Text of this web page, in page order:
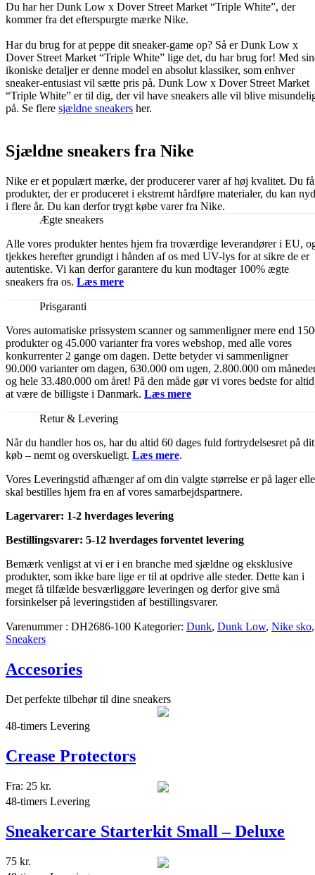
Du har her Dunk Low x Dover Street Market “Triple White”, der
kommer fra det efterspurgte mærke Nike.
Har du brug for at peppe dit sneaker-game op? Så er Dunk Low x
Dover Street Market “Triple White” lige det, du har brug for! Med
ikoniske detaljer er denne model en absolut klassiker, som enhver
sneaker-entusiast vil sætte pris på. Dunk Low x Dover Street Market
“Triple White” er til dig, der vil have sneakers alle vil blive
på. Se flere sjældne sneakers her.
Sjældne sneakers fra Nike
Nike er et populært mærke, der producerer varer af høj kvalitet. Du
produkter, der er produceret i ekstremt hårdføre materialer, du kan
i flere år. Du kan derfor trygt købe varer fra Nike.
Ægte sneakers
Alle vores produkter hentes hjem fra troværdige leverandører i EU,
tjekkes herefter grundigt i hånden af os med UV-lys for at sikre de er
autentiske. Vi kan derfor garantere du kun modtager 100% ægte
sneakers fra os. Læs mere
Prisgaranti
Vores automatiske prissystem scanner og sammenligner mere end
produkter og 45.000 varianter fra vores webshop, med alle vores
konkurrenter 2 gange om dagen. Dette betyder vi sammenligner
90.000 varianter om dagen, 630.000 om ugen, 2.800.000 om
og hele 33.480.000 om året! På den måde gør vi vores bedste for
at være de billigste i Danmark. Læs mere
Retur & Levering
Når du handler hos os, har du altid 60 dages fuld fortrydelsesret på dit
køb – nemt og overskueligt. Læs mere.
Vores Leveringstid afhænger af om din valgte størrelse er på lager
skal bestilles hjem fra en af vores samarbejdspartnere.
Lagervarer: 1-2 hverdages levering
Bestillingsvarer: 5-12 hverdages forventet levering
Bemærk venligst at vi er i en branche med sjældne og eksklusive
produkter, som ikke bare lige er til at opdrive alle steder. Dette kan i
meget få tilfælde besværliggøre leveringen og derfor give små
forsinkelser på leveringstiden af bestillingsvarer.
Varenummer DH2686-100 Kategorier Dunk, Dunk Low, Nike sko,
Sneakers
Accesories
Det perfekte tilbehør til dine sneakers
48-timers Levering
Crease Protectors
Fra: 25 kr.
48-timers Levering
Sneakercare Starterkit Small – Deluxe
75 kr.